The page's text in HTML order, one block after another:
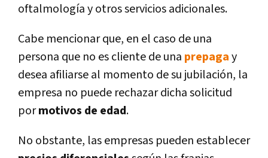
oftalmología y otros servicios adicionales.
Cabe mencionar que, en el caso de una
persona que no es cliente de una prepagay
desea afiliarse al momento de su jubilación, la
empresa no puede rechazar dicha solicitud
pormotivos de edad.
No obstante, las empresas pueden establecer